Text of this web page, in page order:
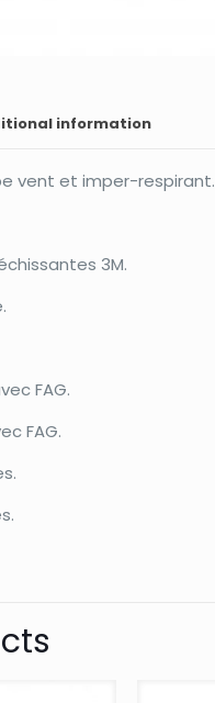
information
vent et imper-respirant.
3M.
FAG.
FAG.